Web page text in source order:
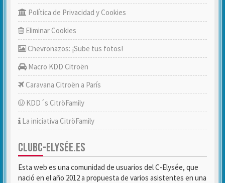
Política de Privacidad y Cookies
Eliminar Cookies
Chevronazos: ¡Sube tus fotos!
Macro KDD Citroën
Caravana Citroën a París
KDD´s CitröFamily
La iniciativa CitröFamily
CLUBC-ELYSÉE.ES
Esta web es una comunidad de usuarios del C-Elysée, que
nació en el año 2012 a propuesta de varios asistentes en una